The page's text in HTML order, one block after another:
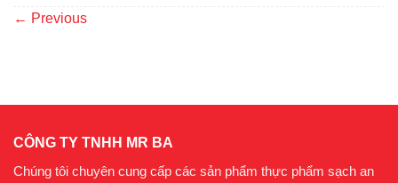
← Previous
CÔNG TY TNHH MR BA
Chúng tôi chuyên cung cấp các sản phẩm thực phẩm sạch an